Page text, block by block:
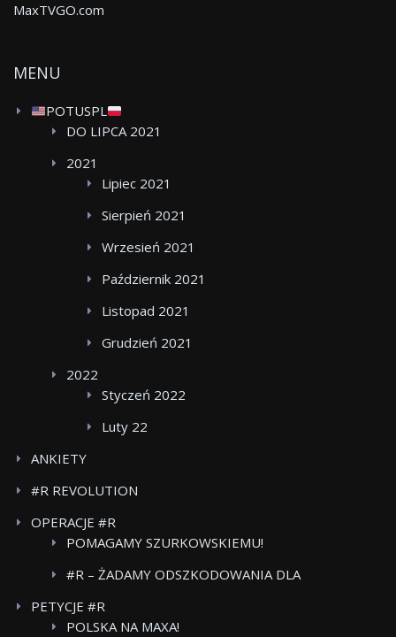
MaxTVGO.com
MENU
POTUSPL
DO LIPCA 2021
2021
Lipiec 2021
Sierpień 2021
Wrzesień 2021
Październik 2021
Listopad 2021
Grudzień 2021
2022
Styczeń 2022
Luty 22
ANKIETY
#R REVOLUTION
OPERACJE #R
POMAGAMY SZURKOWSKIEMU!
#R – ŻADAMY ODSZKODOWANIA DLA
CARE
PETYCJE #R
POLSKA NA MAXA!